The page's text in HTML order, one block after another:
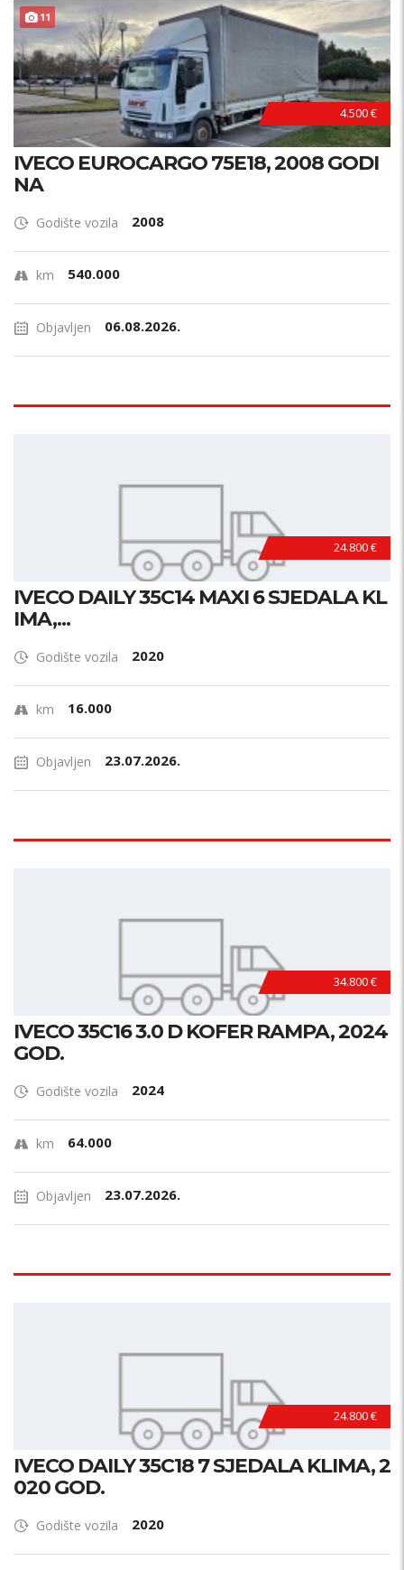
11
4.500 €
IVECO EUROCARGO 75E18, 2008 GODI
NA
Godište vozila 2008
km 540.000
Objavljen 06.08.2026.
24.800 €
IVECO DAILY 35C14 MAXI 6 SJEDALA KL
IMA,...
Godište vozila 2020
km 16.000
Objavljen 23.07.2026.
34.800 €
IVECO 35C16 3.0 D KOFER RAMPA, 2024
GOD.
Godište vozila 2024
km 64.000
Objavljen 23.07.2026.
24.800 €
IVECO DAILY 35C18 7 SJEDALA KLIMA, 2
020 GOD.
Godište vozila 2020